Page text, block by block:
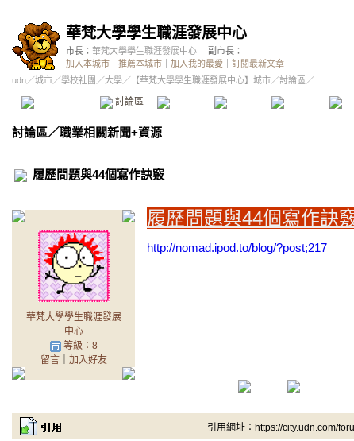
華梵大學學生職涯發展中心
市長： 華梵大學學生職涯發展中心
副市長：
加入本城市
推薦本城市 加入我的最愛
訂閱最新文章
udn／城市／學校社團 ／大學／ 【華梵大學學生職涯發展中心】城市／討論區／
討論區 精華區 投票區 影像館
討論區／職業相關新聞+資源
履歷問題與44個寫作訣竅
華梵大學學生職涯發展
中心
等級：8
留言｜ 加入好友
履歷問題與44個寫作訣
http://nomad.ipod.to/blog/?post;217
引用網址：https://city.udn.com/